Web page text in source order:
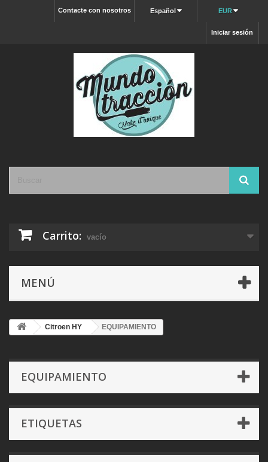
EUR
Español
Contacte con nosotros
Iniciar sesión
Carrito: vacío
MENÚ
Citroen HY EQUIPAMIENTO
EQUIPAMIENTO
ETIQUETAS